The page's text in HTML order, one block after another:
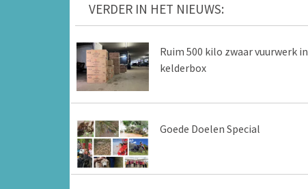
VERDER IN HET NIEUWS:
Ruim 500 kilo zwaar vuurwerk in
kelderbox
Goede Doelen Special